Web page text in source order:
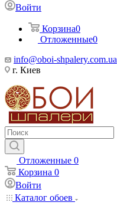
Войти
Корзина0
Отложенные0
info@oboi-shpalery.com.ua
г. Киев
Отложенные 0
Корзина 0
Войти
Каталог обоев